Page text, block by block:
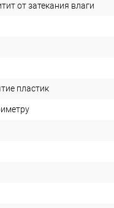
от затекания влаги
пластик